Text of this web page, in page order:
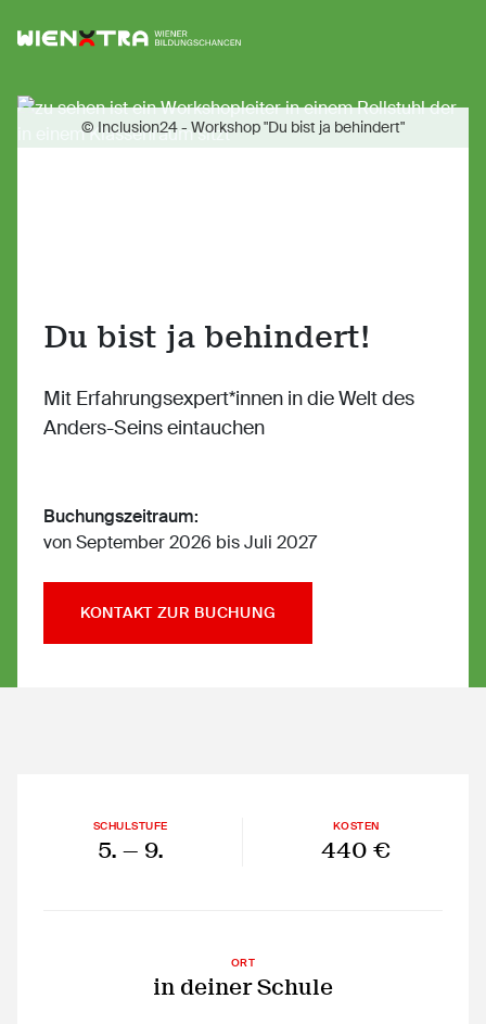
Logo Wiener Bildungschancen
Du bist ja behindert!
Mit Erfahrungsexpert*innen in die Welt des
Anders-Seins eintauchen
Buchungszeitraum:
von September 2026 bis Juli 2027
KONTAKT ZUR BUCHUNG
© Inclusion24 - Workshop "Du bist ja behindert"
SCHULSTUFE
5. — 9.
KOSTEN
440 €
ORT
in deiner Schule